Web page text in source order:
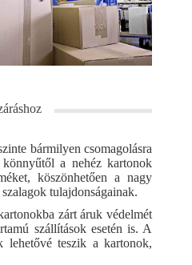
bármilyen csomagolásra
a nehéz kartonok
köszönhetően a nagy
tulajdonságainak.
zárt áruk védelmét
szállítások esetén is. A
lehetővé teszik a kartonok,